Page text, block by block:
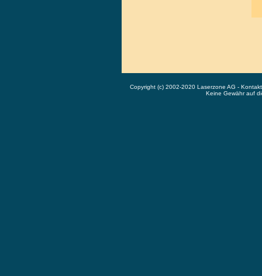
Copyright (c) 2002-2020 Laserzone AG -
Keine Gewähr auf